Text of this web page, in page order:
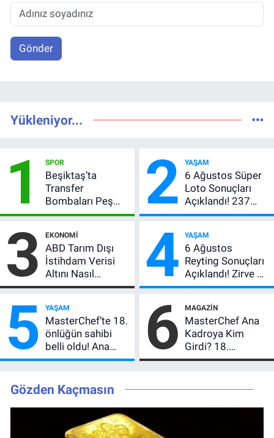
Gönder
Yükleniyor...
1 SPOR
Beşiktaş’ta
Transfer
Bombaları Peş
Peşe! Adalı
Açıkladı, 5 Yıldız
Daha Listede
2 YAŞAM
6 Ağustos Süper
Loto Sonuçları
Açıklandı! 237
Milyon TL’lik
3 EKONOMI
ABD Tarım Dışı
İstihdam Verisi
Altını Nasıl
Etkiler? Çok Basit
4 YAŞAM
6 Ağustos
Reyting Sonuçları
Açıklandı! Zirve El
Değiştirdi:
MasterChef'i
Geride Bıraktı
5 YAŞAM
MasterChef’te 18.
önlüğün sahibi
belli oldu! Ana
kadroya giren
oldu?
6 MAGAZIN
MasterChef Ana
Kadroya Kim
Girdi? 18.
Önlüğün Sahibi
Gözden Kaçmasın